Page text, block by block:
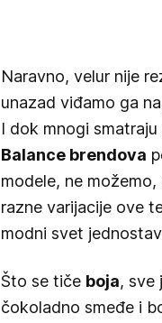
Naravno, velur nije
unazad viđamo ga
I dok mnogi
Balance brendova
modele, ne
razne varijacije ove
modni svet
Što se tiče boja, sve
čokoladno smeđe i